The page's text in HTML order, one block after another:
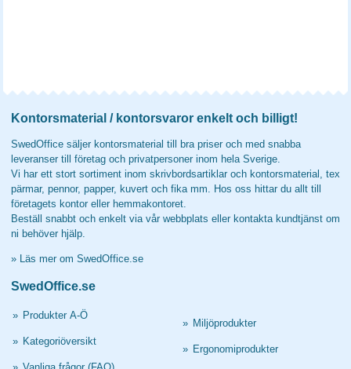
Kontorsmaterial / kontorsvaror enkelt och billigt!
SwedOffice säljer kontorsmaterial till bra priser och med snabba
leveranser till företag och privatpersoner inom hela Sverige.
Vi har ett stort sortiment inom skrivbordsartiklar och kontorsmaterial, tex
pärmar, pennor, papper, kuvert och fika mm. Hos oss hittar du allt till
företagets kontor eller hemmakontoret.
Beställ snabbt och enkelt via vår webbplats eller kontakta kundtjänst om
ni behöver hjälp.
» Läs mer om SwedOffice.se
SwedOffice.se
» Produkter A-Ö
» Kategoriöversikt
» Miljöprodukter
» Ergonomiprodukter